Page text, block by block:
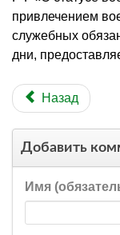
привлечением
служебных
дни,
Назад
Добавить
Имя